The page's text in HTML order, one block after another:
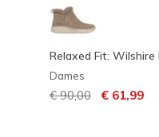
Relaxed Fit: Wilshire
Dames
Prijs verlaagd van
€ 90,00naar
€ 61,99